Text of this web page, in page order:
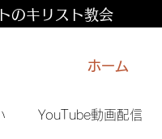
のキリスト教会
ホーム
YouTube動画配信